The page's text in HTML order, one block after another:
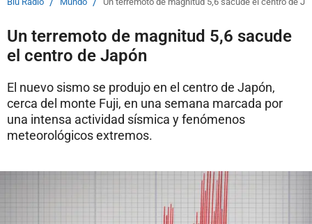
Un terremoto de magnitud 5,6 sacude
el centro de Japón
El nuevo sismo se produjo en el centro de Japón,
cerca del monte Fuji, en una semana marcada por
una intensa actividad sísmica y fenómenos
meteorológicos extremos.